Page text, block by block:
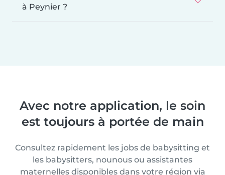
à Peynier ?
Avec notre application, le soin
est toujours à portée de main
Consultez rapidement les jobs de babysitting et
les babysitters, nounous ou assistantes
maternelles disponibles dans votre région via